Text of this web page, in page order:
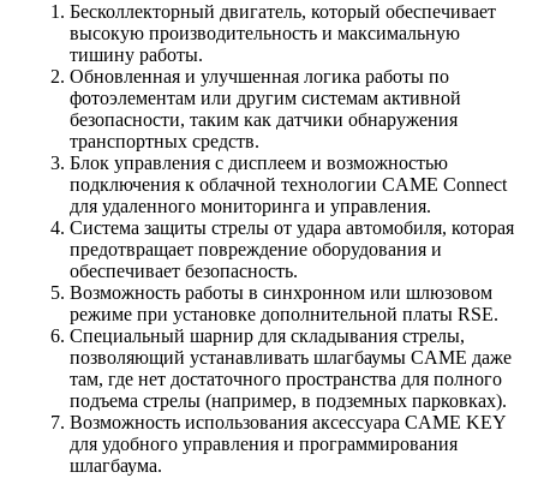
Бесколлекторный двигатель, который обеспечивает
высокую производительность и максимальную
тишину работы.
Обновленная и улучшенная логика работы по
фотоэлементам или другим системам активной
безопасности, таким как датчики обнаружения
транспортных средств.
Блок управления с дисплеем и возможностью
подключения к облачной технологии CAME Connect
для удаленного мониторинга и управления.
Система защиты стрелы от удара автомобиля, которая
предотвращает повреждение оборудования и
обеспечивает безопасность.
Возможность работы в синхронном или шлюзовом
режиме при установке дополнительной платы RSE.
Специальный шарнир для складывания стрелы,
позволяющий устанавливать шлагбаумы CAME даже
там, где нет достаточного пространства для полного
подъема стрелы (например, в подземных парковках).
Возможность использования аксессуара CAME KEY
для удобного управления и программирования
шлагбаума.